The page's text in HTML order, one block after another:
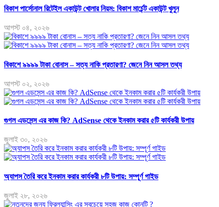
বিকাশ পার্সোনাল রিটেইল একাউন্ট খোলার নিয়ম: বিকাশ মার্চেন্ট একাউন্ট খুলুন
আগস্ট ০৪, ২০২৬
বিকাশে ৯৯৯৯ টাকা বোনাস – সত্য নাকি প্রতারণা? জেনে নিন আসল তথ্য
আগস্ট ০২, ২০২৬
গুগল এডসেন্স এর কাজ কি? AdSense থেকে ইনকাম করার ৫টি কার্যকরী উপায়
জুলাই ৩০, ২০২৬
অ্যাপস তৈরি করে ইনকাম করার কার্যকরী ৮টি উপায়: সম্পূর্ণ গাইড
জুলাই ২৮, ২০২৬